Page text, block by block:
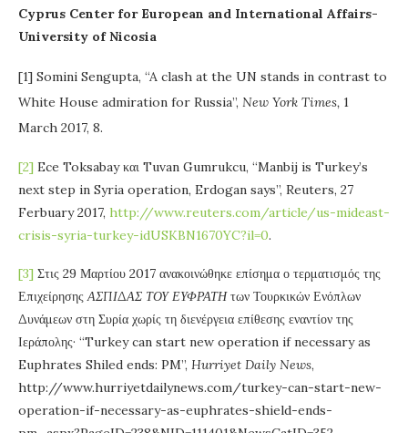
Cyprus Center for European and International Affairs-
University of Nicosia
[1] Somini Sengupta, “A clash at the UN stands in contrast to
White House admiration for Russia”, New York Times, 1
March 2017, 8.
[2] Ece Toksabay και Tuvan Gumrukcu, “Manbij is Turkey’s
next step in Syria operation, Erdogan says”, Reuters, 27
Ferbuary 2017, http://www.reuters.com/article/us-mideast-
crisis-syria-turkey-idUSKBN1670YC?il=0.
[3] Στις 29 Μαρτίου 2017 ανακοινώθηκε επίσημα ο τερματισμός της
ΕπιχείρησηςΑΣΠΙΔΑΣ ΤΟΥ ΕΥΦΡΑΤΗτων Τουρκικών Ενόπλων
Δυνάμεων στη Συρία χωρίς τη διενέργεια επίθεσης εναντίον της
Ιεράπολης· “Turkey can start new operation if necessary as
Euphrates Shiled ends: PM”, Hurriyet Daily News,
http://www.hurriyetdailynews.com/turkey-can-start-new-
operation-if-necessary-as-euphrates-shield-ends-